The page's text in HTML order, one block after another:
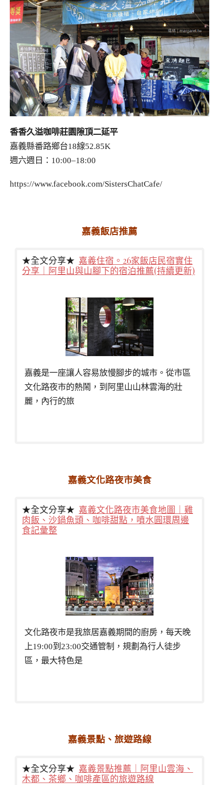
香香久溢咖啡莊園隙頂二延平
嘉義縣番路鄉台18線52.85K
週六週日：10:00–18:00
https://www.facebook.com/SistersChatCafe/
嘉義飯店推薦
★全文分享★ 嘉義住宿。26家飯店民宿實住
分享｜阿里山與山腳下的宿泊推薦(持續更新)
嘉義是一座讓人容易放慢腳步的城市。從市區
文化路夜市的熱鬧，到阿里山山林雲海的壯
麗，內行的旅
嘉義文化路夜市美食
★全文分享★ 嘉義文化路夜市美食地圖｜雞
肉飯、沙鍋魚頭、咖啡甜點，噴水圓環周邊
食記彙整
文化路夜市是我旅居嘉義期間的廚房，每天晚
上19:00到23:00交通管制，規劃為行人徒步
區，最大特色是
嘉義景點、旅遊路線
★全文分享★ 嘉義景點推薦｜阿里山雲海、
木都、茶鄉、咖啡產區的旅遊路線